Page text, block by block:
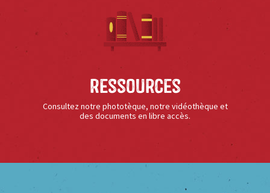
Ressources
Consultez notre phototèque, notre vidéothèque et
des documents en libre accès.